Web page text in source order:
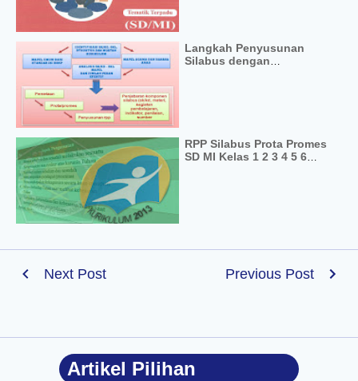
Langkah Penyusunan
Silabus dengan
RPP Silabus Prota Promes
SD MI Kelas 1 2 3 4 5 6
Next Post Previous Post
Artikel Pilihan